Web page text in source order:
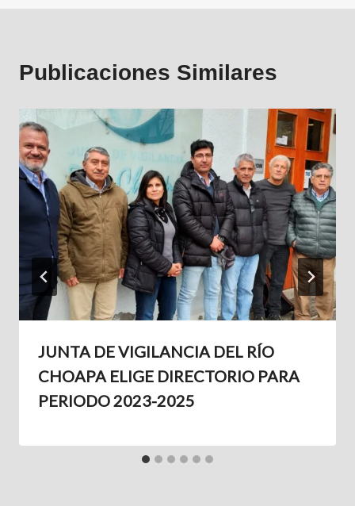
Publicaciones Similares
JUNTA DE VIGILANCIA DEL RÍO
CHOAPA ELIGE DIRECTORIO PARA
PERIODO 2023-2025